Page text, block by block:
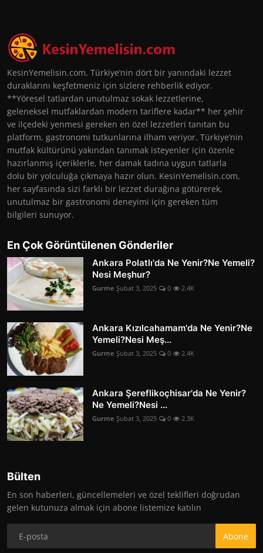
KesinYemelisin.com, Türkiye’nin dört bir yanındaki lezzet
duraklarını keşfetmeniz için sizlere rehberlik ediyor.
**Yöresel tatlardan unutulmaz sokak lezzetlerine,
geleneksel mutfaklardan modern tariflere kadar** her şehir
ve ilçedeki yenmesi gereken en özel lezzetleri tanıtan bu
platform, gastronomi tutkunlarına ilham veriyor. Türkiye’nin
mutfak kültürünü yakından tanımak isteyenler için özenle
hazırlanmış içeriklerle, her damak tadına uygun tatlarla
dolu bir yolculuğa çıkmaya hazır olun. KesinYemelisin.com,
her sayfasında sizi farklı bir lezzet durağına götürerek,
unutulmaz bir gastronomi deneyimi için gereken tüm
bilgileri sunuyor.
En Çok Görüntülenen Gönderiler
Ankara Polatlı'da Ne Yenir?Ne Yemeli?
Nesi Meşhur?
Gurme Şubat 3, 2025 0 2.4K
Ankara Kızılcahamam'da Ne Yenir?Ne
Yemeli?Nesi Meş...
Gurme Şubat 3, 2025 0 2.4K
Ankara Şereflikoçhisar'da Ne Yenir?
Ne Yemeli?Nesi ...
Gurme Şubat 3, 2025 0 2.3K
Bülten
En son haberleri, güncellemeleri ve özel teklifleri doğrudan
gelen kutunuza almak için abone listemize katılın
Abone